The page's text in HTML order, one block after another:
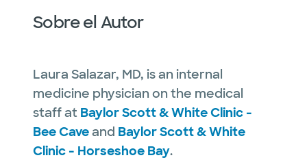
Sobre el Autor
Laura Salazar, MD, is an internal
medicine physician on the medical
staff at Baylor Scott & White Clinic -
Bee Caveand Baylor Scott & White
Clinic - Horseshoe Bay.